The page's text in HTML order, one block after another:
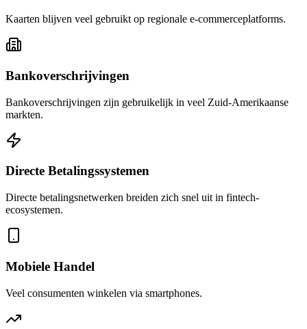
Kaarten blijven veel gebruikt op regionale e-commerceplatforms.
Bankoverschrijvingen
Bankoverschrijvingen zijn gebruikelijk in veel Zuid-Amerikaanse
markten.
Directe Betalingssystemen
Directe betalingsnetwerken breiden zich snel uit in fintech-
ecosystemen.
Mobiele Handel
Veel consumenten winkelen via smartphones.